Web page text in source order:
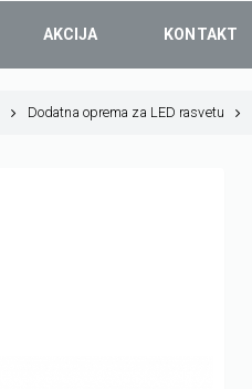
AKCIJA KONTAKT
Dodatna oprema za LED rasvetu